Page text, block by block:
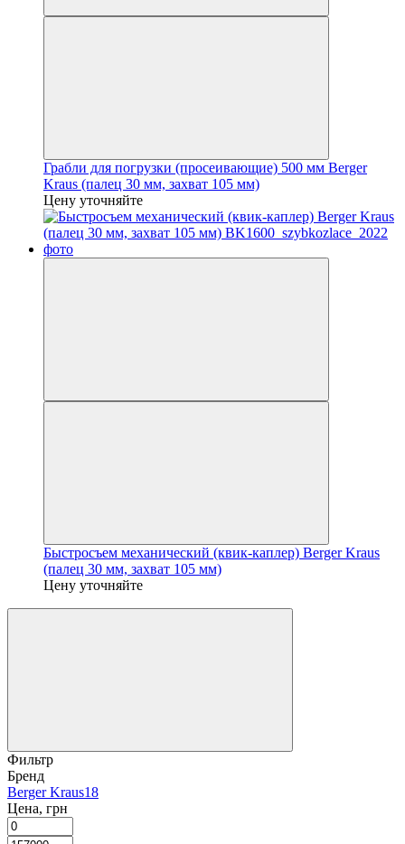
Грабли для погрузки (просеивающие) 500 мм Berger
Kraus (палец 30 мм, захват 105 мм)
Цену уточняйте
Быстросъем механический (квик-каплер) Berger Kraus
(палец 30 мм, захват 105 мм)
Цену уточняйте
Фильтр
Бренд
Berger Kraus18
Цена, грн